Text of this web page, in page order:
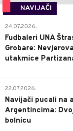
NAVIJAČI
24.07.2026.
Fudbaleri UNA
Grobare:
utakmice
22.07.2026.
Navijači pucali na
Argentincima:
bolnicu